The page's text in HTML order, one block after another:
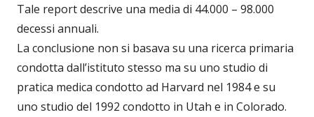
Tale report descrive una media di 44.000 – 98.000
decessi annuali.
La conclusione non si basava su una ricerca primaria
condotta dall’istituto stesso ma su uno studio di
pratica medica condotto ad Harvard nel 1984 e su
uno studio del 1992 condotto in Utah e in Colorado.